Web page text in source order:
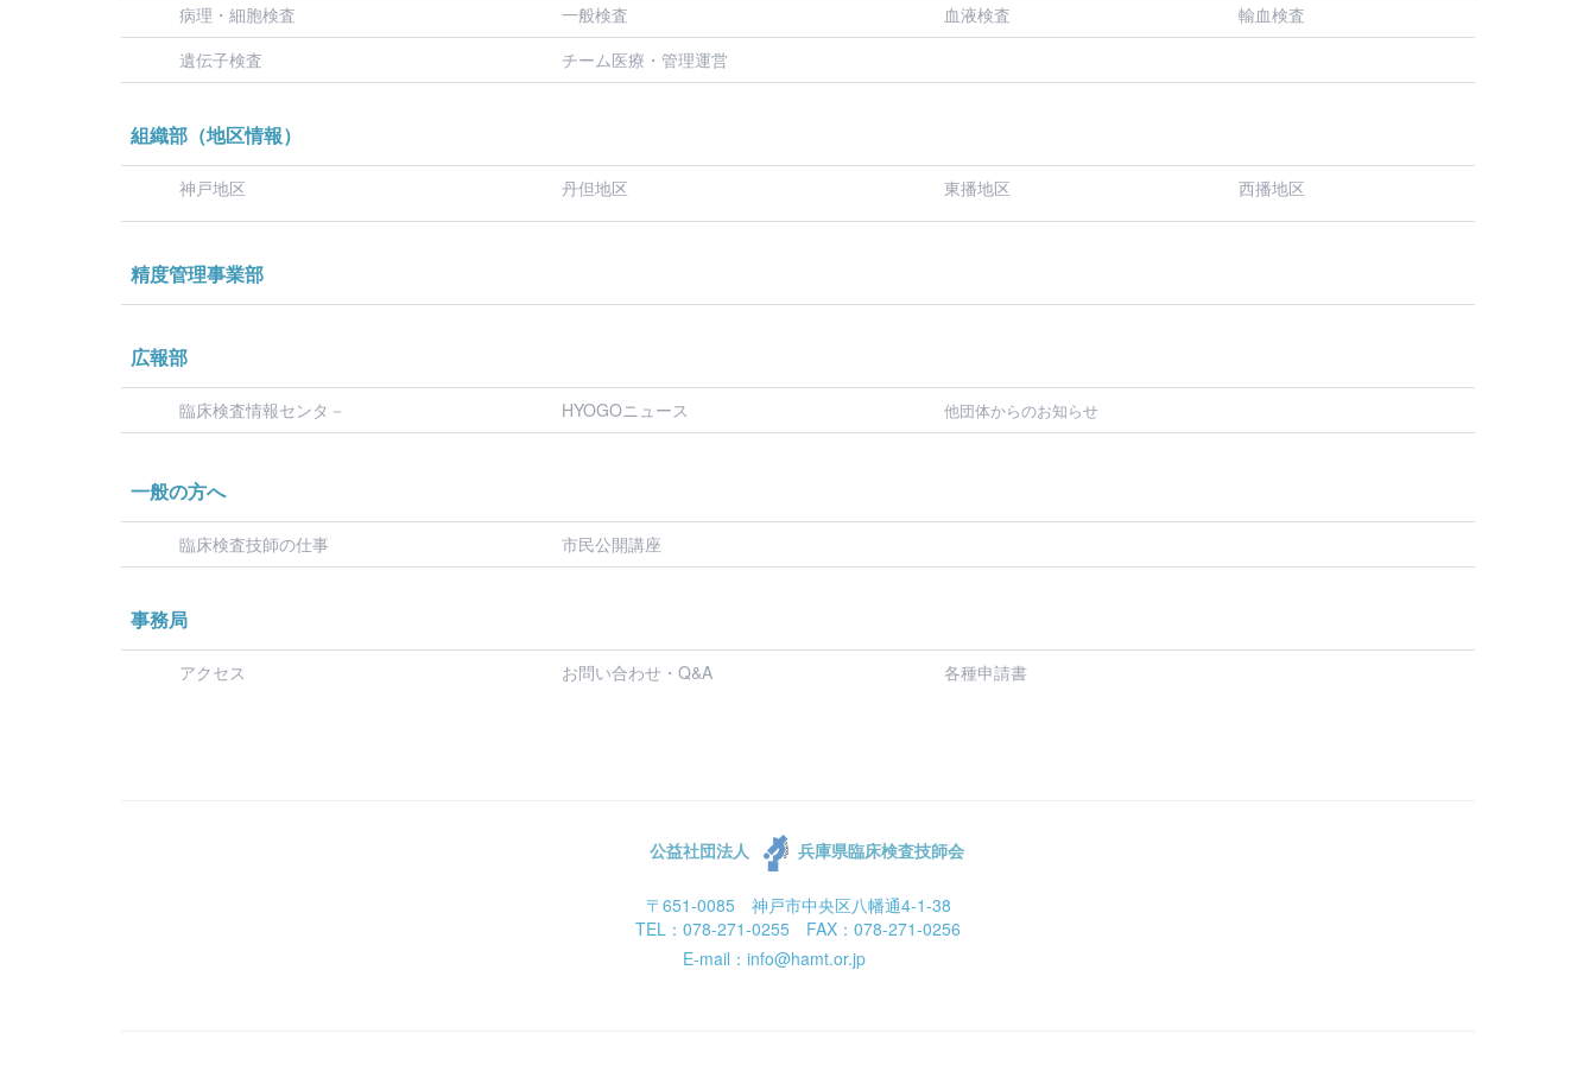
病理・細胞検査
一般検査 血液検査
輸血検査
遺伝子検査
チーム医療・管理運営
組織部（地区情報）
神戸地区 丹但地区 東播地区 西播地区
精度管理事業部
広報部
臨床検査情報センタ－ HYOGOニュース 他団体からのお知らせ
一般の方へ
臨床検査技師の仕事 市民公開講座
事務局
アクセス お問い合わせ・Q&A 各種申請書
公益社団法人 兵庫県臨床検査技師会
〒651-0085 神戸市中央区八幡通4-1-38
TEL：078-271-0255 FAX：078-271-0256
E-mail：info@hamt.or.jp